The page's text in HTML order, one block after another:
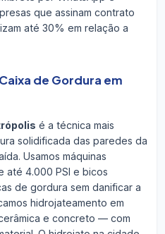
que assinam contrato
até 30% em relação a
de Gordura em
é a técnica mais
solidificada das paredes da
Usamos máquinas
até 4.000 PSI e bicos
de gordura sem danificar a
hidrojateamento em
e concreto — com